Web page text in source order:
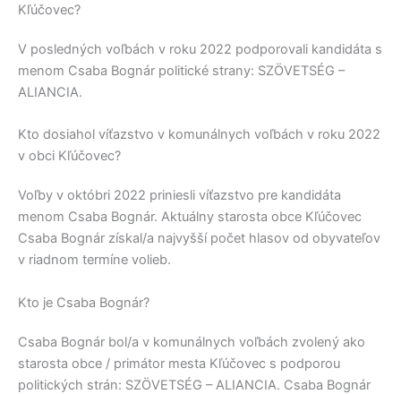
Kľúčovec?
V posledných voľbách v roku 2022 podporovali kandidáta s
menom Csaba Bognár politické strany: SZÖVETSÉG –
ALIANCIA.
Kto dosiahol víťazstvo v komunálnych voľbách v roku 2022
v obci Kľúčovec?
Voľby v októbri 2022 priniesli víťazstvo pre kandidáta
menom Csaba Bognár. Aktuálny starosta obce Kľúčovec
Csaba Bognár získal/a najvyšší počet hlasov od obyvateľov
v riadnom termíne volieb.
Kto je Csaba Bognár?
Csaba Bognár bol/a v komunálnych voľbách zvolený ako
starosta obce / primátor mesta Kľúčovec s podporou
politických strán: SZÖVETSÉG – ALIANCIA. Csaba Bognár